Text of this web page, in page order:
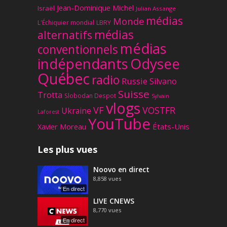
Israël Jean-Dominique Michel Julian Assange
L'Échiquier mondial LBRY Monde médias
alternatifs médias
conventionnels médias
indépendantsOdysee
Québec radio Russie Silvano
Trotta Slobodan Despot Suisse Sylvain
Laforest Ukraine VFvlogs VOSTFR
Xavier Moreau YouTube États-Unis
Les plus vues
En direct
Noovo en direct
8,858 vues
En direct
LIVE CNEWS
8,770 vues